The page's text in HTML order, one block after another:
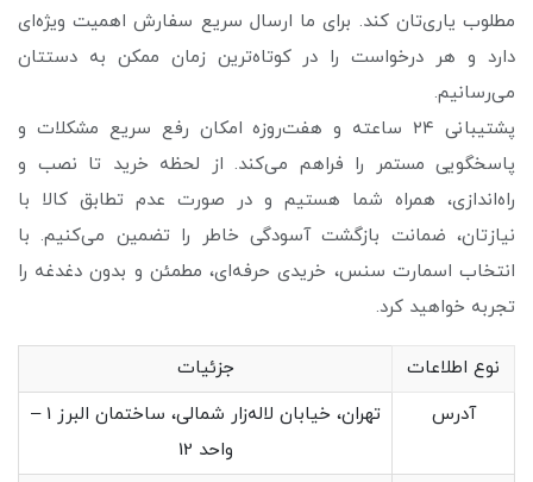
مطلوب یاری‌تان کند. برای ما ارسال سریع سفارش اهمیت ویژه‌ای
دارد و هر درخواست را در کوتاه‌ترین زمان ممکن به دستتان
می‌رسانیم.
پشتیبانی ۲۴ ساعته و هفت‌روزه امکان رفع سریع مشکلات و
پاسخگویی مستمر را فراهم می‌کند. از لحظه خرید تا نصب و
راه‌اندازی، همراه شما هستیم و در صورت عدم تطابق کالا با
نیازتان، ضمانت بازگشت آسودگی خاطر را تضمین می‌کنیم. با
انتخاب اسمارت سنس، خریدی حرفه‌ای، مطمئن و بدون دغدغه را
تجربه خواهید کرد.
نوع اطلاعات
جزئیات
آدرس
تهران، خیابان لاله‌زار شمالی، ساختمان البرز 1 –
واحد 12